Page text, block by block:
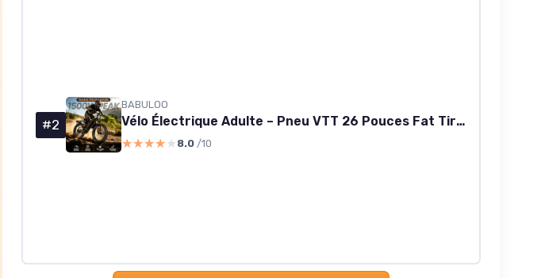
#2
BABULOO
Vélo Électrique Adulte – Pneu VTT 26 Pouces Fat Tire, Moteur 1500W Pic, Batterie 48V 15Ah Autonomie 80km, Suspension Blocable, 7 Vitesses, Double Frein à Disque– VTT Tout Terrain Homme/Femme
★★★★★
★★★★★ 8.0 /10